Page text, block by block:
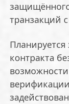
транзакций
Планируется
контракта